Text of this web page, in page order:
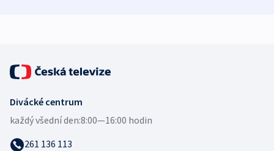
Divácké centrum
každý všední den:8:00—16:00 hodin
261 136 113